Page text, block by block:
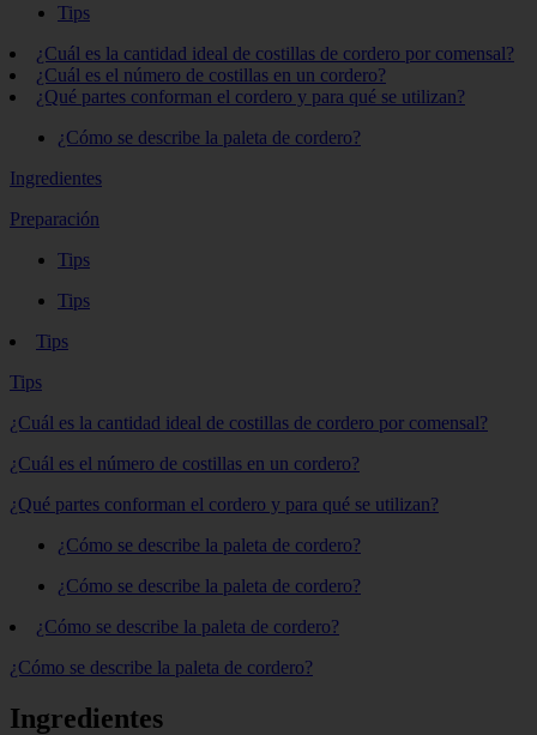
Tips
¿Cuál es la cantidad ideal de costillas de cordero por comensal?
¿Cuál es el número de costillas en un cordero?
¿Qué partes conforman el cordero y para qué se utilizan?
¿Cómo se describe la paleta de cordero?
Ingredientes
Preparación
Tips
Tips
Tips
Tips
¿Cuál es la cantidad ideal de costillas de cordero por comensal?
¿Cuál es el número de costillas en un cordero?
¿Qué partes conforman el cordero y para qué se utilizan?
¿Cómo se describe la paleta de cordero?
¿Cómo se describe la paleta de cordero?
¿Cómo se describe la paleta de cordero?
¿Cómo se describe la paleta de cordero?
Ingredientes